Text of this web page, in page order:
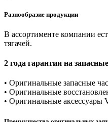
Разнообразие продукции
В ассортименте компании
тягачей.
2 года гарантии на
• Оригинальные запасные
• Оригинальные
• Оригинальные аксессуары